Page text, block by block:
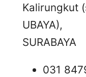
Kalirungkut
UBAYA),
SURABAYA
031